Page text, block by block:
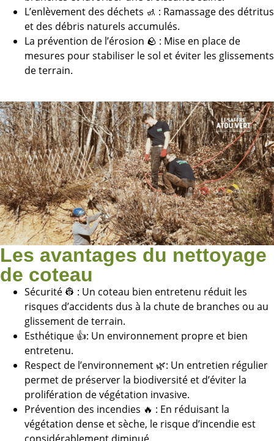
L’enlèvement des déchets 🚮 : Ramassage des détritus
et des débris naturels accumulés.
La prévention de l’érosion 🪨 : Mise en place de
mesures pour stabiliser le sol et éviter les glissements
de terrain.
Les avantages du nettoyage
de coteau
Sécurité 👷 : Un coteau bien entretenu réduit les
risques d’accidents dus à la chute de branches ou au
glissement de terrain.
Esthétique 👍: Un environnement propre et bien
entretenu.
Respect de l’environnement 🌿: Un entretien régulier
permet de préserver la biodiversité et d’éviter la
prolifération de végétation invasive.
Prévention des incendies 🔥 : En réduisant la
végétation dense et sèche, le risque d’incendie est